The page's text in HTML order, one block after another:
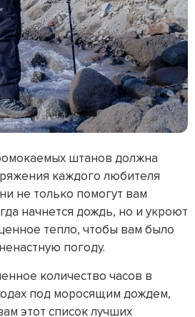
штанов должна
каждого любителя
не только помогут вам
начнется дождь, но и укроют
тепло, чтобы вам было
погоду.
количество часов в
под моросящим дождем,
этот список лучших